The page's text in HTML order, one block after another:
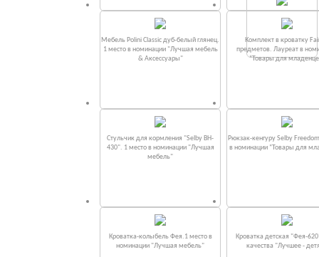
Мебель Polini Classic дуб-белый глянец.
1 место в номинации "Лучшая мебель
& Аксессуары"
Комплект в кроватку
предметов. Лауреат в
“Товары для
Стульчик для кормления "Selby BH-
430". 1 место в номинации "Лучшая
мебель"
Рюкзак-кенгуру Selby
в номинации “Товары для
Кроватка-колыбель Фея.1 место в
номинации "Лучшая мебель"
Кроватка детская "Фея-
качества "Лучшее -